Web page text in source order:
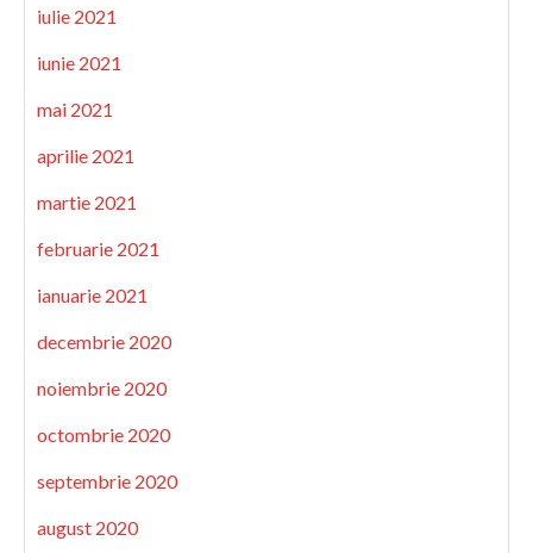
iulie 2021
iunie 2021
mai 2021
aprilie 2021
martie 2021
februarie 2021
ianuarie 2021
decembrie 2020
noiembrie 2020
octombrie 2020
septembrie 2020
august 2020